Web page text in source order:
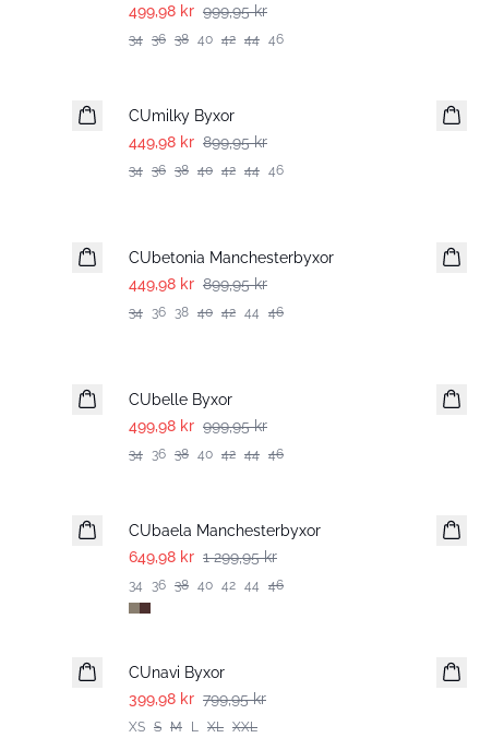
499,98 kr 999,95 kr
34 36 38 40 42 44 46
CUmilky Byxor
449,98 kr 899,95 kr
34 36 38 40 42 44 46
CUbetonia Manchesterbyxor
449,98 kr 899,95 kr
34 36 38 40 42 44 46
CUbelle Byxor
499,98 kr 999,95 kr
34 36 38 40 42 44 46
CUbaela Manchesterbyxor
649,98 kr 1 299,95 kr
34 36 38 40 42 44 46
CUnavi Byxor
399,98 kr 799,95 kr
XS S M L XL XXL